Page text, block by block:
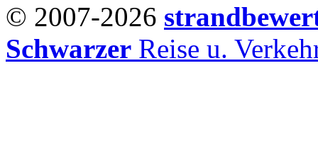
© 2007-2026
Schwarzer Reise u.